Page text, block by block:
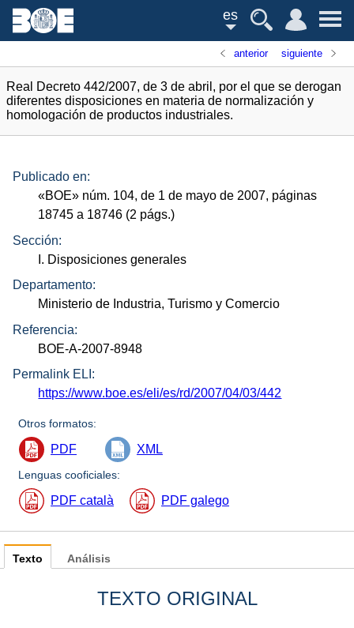
es
anterior siguiente
Real Decreto 442/2007, de 3 de abril, por el que se derogan
diferentes disposiciones en materia de normalización y
homologación de productos industriales.
Publicado en:
«BOE» núm. 104, de 1 de mayo de 2007, páginas
18745 a 18746 (2 págs.)
Sección:
I. Disposiciones generales
Departamento:
Ministerio de Industria, Turismo y Comercio
Referencia:
BOE-A-2007-8948
Permalink ELI:
https://www.boe.es/eli/es/rd/2007/04/03/442
Otros formatos:
PDF XML
Lenguas cooficiales:
PDF català PDF galego
Texto
TEXTO ORIGINAL
Análisis